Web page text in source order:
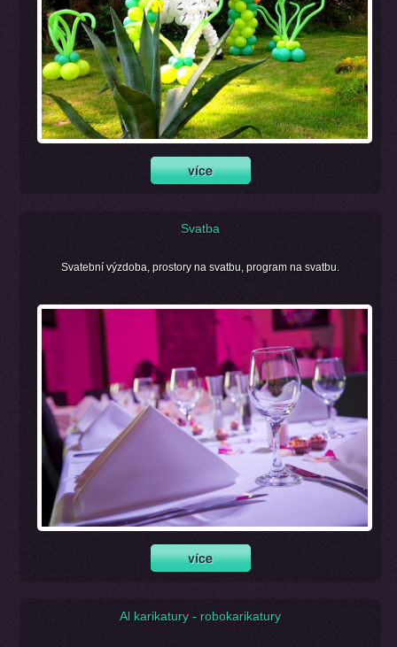
Svatba
Svatební výzdoba, prostory na svatbu, program na svatbu.
Al karikatury - robokarikatury